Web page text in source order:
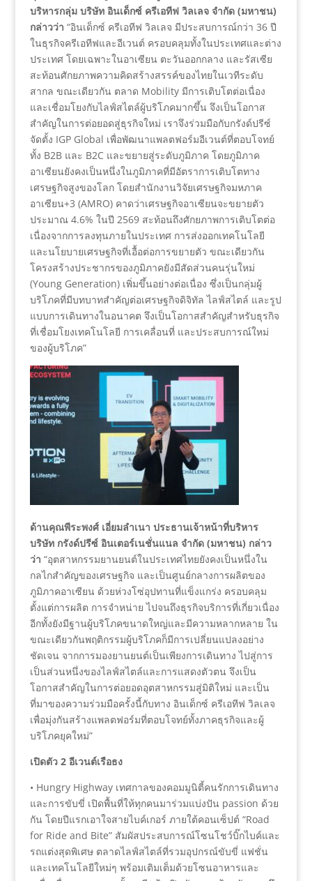
บริหารกลุ่ม บริษัท อินเด็กซ์ ครีเอทีฟ วิลเลจ จำกัด (มหาชน)
กล่าวว่า “อินเด็กซ์ ครีเอทีฟ วิลเลจ มีประสบการณ์กว่า 36 ปี
ในธุรกิจครีเอทีฟและอีเวนต์ ครอบคลุมทั้งในประเทศและต่าง
ประเทศ โดยเฉพาะในอาเซียน ตะวันออกกลาง และรัสเซีย
สะท้อนศักยภาพความคิดสร้างสรรค์ของไทยในเวทีระดับ
สากล ขณะเดียวกัน ตลาด Mobility มีการเติบโตต่อเนื่อง
และเชื่อมโยงกับไลฟ์สไตล์ผู้บริโภคมากขึ้น จึงเป็นโอกาส
สำคัญในการต่อยอดสู่ธุรกิจใหม่ เราจึงร่วมมือกับกรังด์ปรีซ์
จัดตั้ง IGP Global เพื่อพัฒนาแพลตฟอร์มอีเวนต์ที่ตอบโจทย์
ทั้ง B2B และ B2C และขยายสู่ระดับภูมิภาค โดยภูมิภาค
อาเซียนยังคงเป็นหนึ่งในภูมิภาคที่มีอัตราการเติบโตทาง
เศรษฐกิจสูงของโลก โดยสำนักงานวิจัยเศรษฐกิจมหภาค
อาเซียน+3 (AMRO) คาดว่าเศรษฐกิจอาเซียนจะขยายตัว
ประมาณ 4.6% ในปี 2569 สะท้อนถึงศักยภาพการเติบโตต่อ
เนื่องจากการลงทุนภายในประเทศ การส่งออกเทคโนโลยี
และนโยบายเศรษฐกิจที่เอื้อต่อการขยายตัว ขณะเดียวกัน
โครงสร้างประชากรของภูมิภาคยังมีสัดส่วนคนรุ่นใหม่
(Young Generation) เพิ่มขึ้นอย่างต่อเนื่อง ซึ่งเป็นกลุ่มผู้
บริโภคที่มีบทบาทสำคัญต่อเศรษฐกิจดิจิทัล ไลฟ์สไตล์ และรูป
แบบการเดินทางในอนาคต จึงเป็นโอกาสสำคัญสำหรับธุรกิจ
ที่เชื่อมโยงเทคโนโลยี การเคลื่อนที่ และประสบการณ์ใหม่
ของผู้บริโภค”
ด้านคุณพีระพงศ์ เอี่ยมลำเนา ประธานเจ้าหน้าที่บริหาร
บริษัท กรังด์ปรีซ์ อินเตอร์เนชั่นแนล จำกัด (มหาชน) กล่าว
ว่า “อุตสาหกรรมยานยนต์ในประเทศไทยยังคงเป็นหนึ่งใน
กลไกสำคัญของเศรษฐกิจ และเป็นศูนย์กลางการผลิตของ
ภูมิภาคอาเซียน ด้วยห่วงโซ่อุปทานที่แข็งแกร่ง ครอบคลุม
ตั้งแต่การผลิต การจำหน่าย ไปจนถึงธุรกิจบริการที่เกี่ยวเนื่อง
อีกทั้งยังมีฐานผู้บริโภคขนาดใหญ่และมีความหลากหลาย ใน
ขณะเดียวกันพฤติกรรมผู้บริโภคก็มีการเปลี่ยนแปลงอย่าง
ชัดเจน จากการมองยานยนต์เป็นเพียงการเดินทาง ไปสู่การ
เป็นส่วนหนึ่งของไลฟ์สไตล์และการแสดงตัวตน จึงเป็น
โอกาสสำคัญในการต่อยอดอุตสาหกรรมสู่มิติใหม่ และเป็น
ที่มาของความร่วมมือครั้งนี้กับทาง อินเด็กซ์ ครีเอทีฟ วิลเลจ
เพื่อมุ่งกันสร้างแพลตฟอร์มที่ตอบโจทย์ทั้งภาคธุรกิจและผู้
บริโภคยุคใหม่”
เปิดตัว 2 อีเวนต์เรือธง
• Hungry Highway เทศกาลของคอมมูนิตี้คนรักการเดินทาง
และการขับขี่ เปิดพื้นที่ให้ทุกคนมาร่วมแบ่งปัน passion ด้วย
กัน โดยปีแรกเอาใจสายไบค์เกอร์ ภายใต้คอนเซ็ปต์ “Road
for Ride and Bite” สัมผัสประสบการณ์โซนโชว์บิ๊กไบค์และ
รถแต่งสุดพิเศษ ตลาดไลฟ์สไตล์ที่รวมอุปกรณ์ขับขี่ แฟชั่น
และเทคโนโลยีใหม่ๆ พร้อมเติมเต็มด้วยโซนอาหารและ